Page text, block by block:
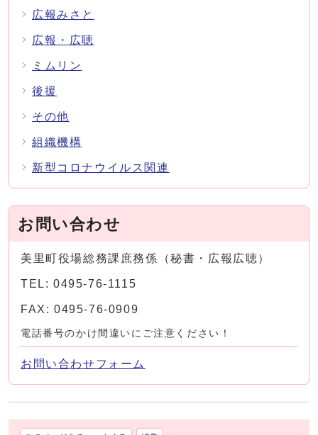
広報みさと
広報・広聴
ミムリン
後援
その他
組織機構
新型コロナウイルス関連
お問い合わせ
美里町役場総務課庶務係（秘書・広報広聴）
TEL: 0495-76-1115
FAX: 0495-76-0909
電話番号のかけ間違いにご注意ください！
お問い合わせフォーム